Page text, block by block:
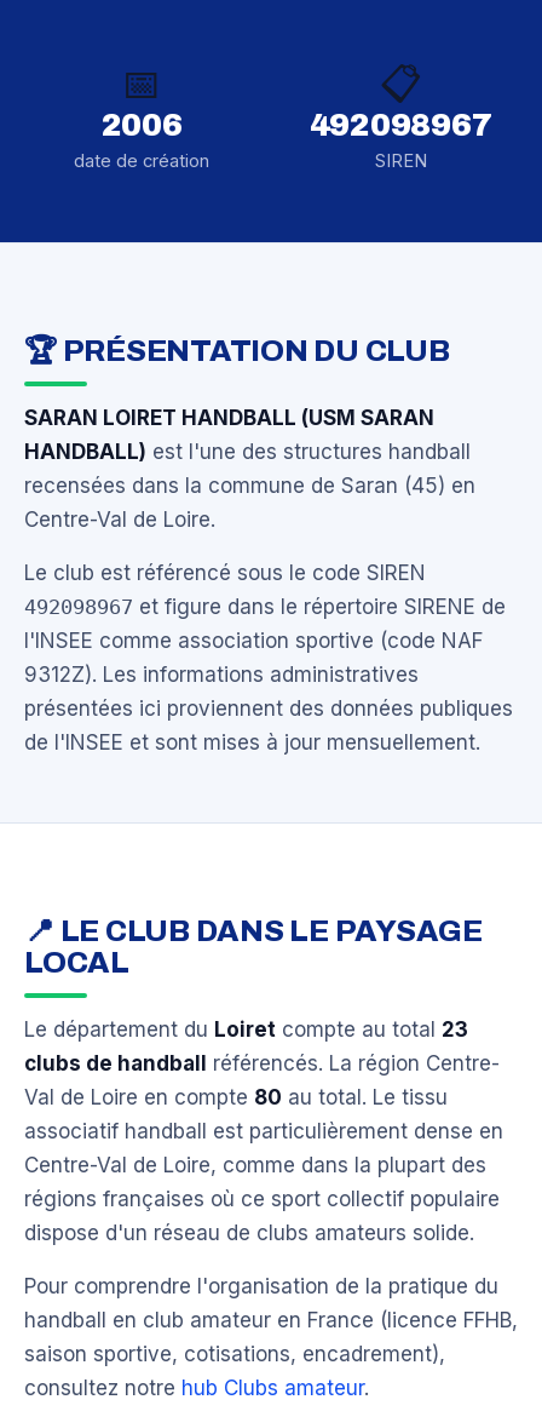
📅
2006
date de création
📋
492098967
SIREN
🏆 PRÉSENTATION DU CLUB
SARAN LOIRET HANDBALL (USM SARAN
HANDBALL) est l'une des structures handball
recensées dans la commune de Saran (45) en
Centre-Val de Loire.
Le club est référencé sous le code SIREN
492098967 et figure dans le répertoire SIRENE de
l'INSEE comme association sportive (code NAF
9312Z). Les informations administratives
présentées ici proviennent des données publiques
de l'INSEE et sont mises à jour mensuellement.
📍 LE CLUB DANS LE PAYSAGE
LOCAL
Le département du Loiret compte au total 23
clubs de handball
référencés. La région Centre-
Val de Loire en compte 80 au total. Le tissu
associatif handball est particulièrement dense en
Centre-Val de Loire, comme dans la plupart des
régions françaises où ce sport collectif populaire
dispose d'un réseau de clubs amateurs solide.
Pour comprendre l'organisation de la pratique du
handball en club amateur en France (licence FFHB,
saison sportive, cotisations, encadrement),
consultez notre hub Clubs amateur.